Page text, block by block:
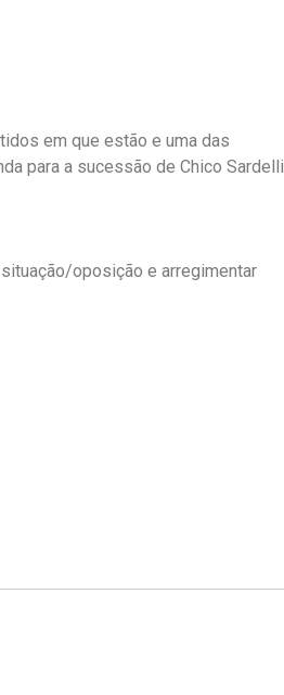
em que estão e uma das
para a sucessão de Chico Sardelli
oposição e arregimentar